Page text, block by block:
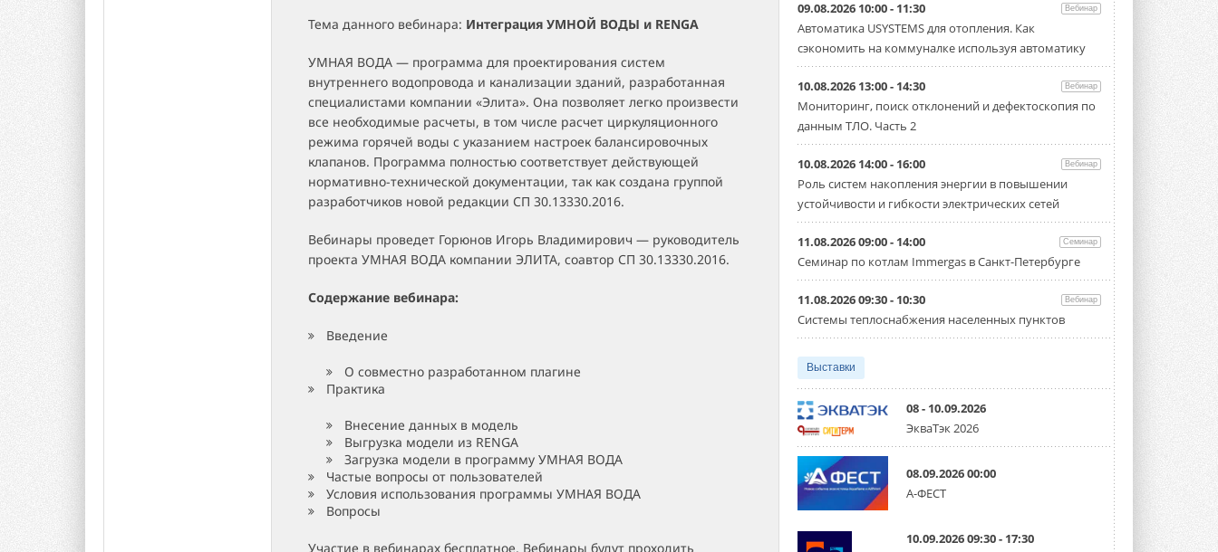
Тема данного вебинара: Интеграция УМНОЙ ВОДЫ и RENGA
УМНАЯ ВОДА — программа для проектирования систем
внутреннего водопровода и канализации зданий, разработанная
специалистами компании «Элита». Она позволяет легко произвести
все необходимые расчеты, в том числе расчет циркуляционного
режима горячей воды с указанием настроек балансировочных
клапанов. Программа полностью соответствует действующей
нормативно-технической документации, так как создана группой
разработчиков новой редакции СП 30.13330.2016.
Вебинары проведет Горюнов Игорь Владимирович — руководитель
проекта УМНАЯ ВОДА компании ЭЛИТА, соавтор СП 30.13330.2016.
Содержание вебинара:
Введение
О совместно разработанном плагине
Практика
Внесение данных в модель
Выгрузка модели из RENGA
Загрузка модели в программу УМНАЯ ВОДА
Частые вопросы от пользователей
Условия использования программы УМНАЯ ВОДА
Вопросы
Участие в вебинарах бесплатное. Вебинары будут проходить
09.08.2026 10:00 - 11:30 Вебинар
Автоматика USYSTEMS для отопления. Как
сэкономить на коммуналке используя автоматику
10.08.2026 13:00 - 14:30 Вебинар
Мониторинг, поиск отклонений и дефектоскопия по
данным ТЛО. Часть 2
10.08.2026 14:00 - 16:00 Вебинар
Роль систем накопления энергии в повышении
устойчивости и гибкости электрических сетей
11.08.2026 09:00 - 14:00 Семинар
Семинар по котлам Immergas в Санкт-Петербурге
11.08.2026 09:30 - 10:30 Вебинар
Системы теплоснабжения населенных пунктов
Выставки
08 - 10.09.2026
ЭкваТэк 2026
08.09.2026 00:00
А-ФЕСТ
10.09.2026 09:30 - 17:30